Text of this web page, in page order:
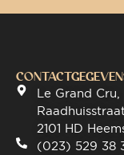
Le Grand Cru,
2101 HD
(023) 529 38